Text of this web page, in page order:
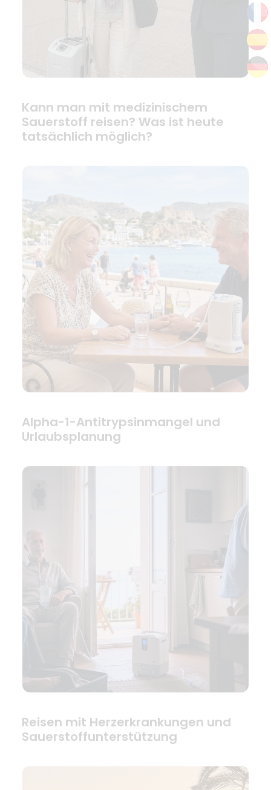
Kann man mit medizinischem
Sauerstoff reisen? Was ist heute
tatsächlich möglich?
Alpha-1-Antitrypsinmangel und
Urlaubsplanung
Reisen mit Herzerkrankungen und
Sauerstoffunterstützung